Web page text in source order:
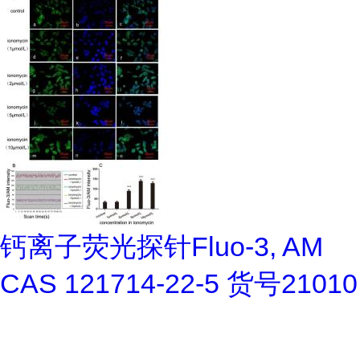
钙离子荧光探针Fluo-3, AM
CAS 121714-22-5 货号21010